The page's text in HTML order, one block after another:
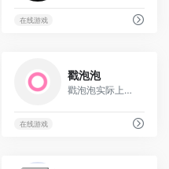
在线游戏
戳泡泡
戳泡泡实际上就是一个第三方的osu!的客户端，直接在网页上即可搜索谱面下载并游玩！
在线游戏